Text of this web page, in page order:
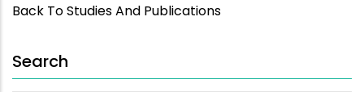
Back To Studies And Publications
Search